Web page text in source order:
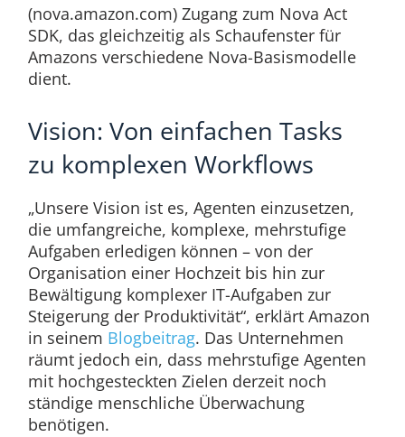
(nova.amazon.com) Zugang zum Nova Act
SDK, das gleichzeitig als Schaufenster für
Amazons verschiedene Nova-Basismodelle
dient.
Vision: Von einfachen Tasks
zu komplexen Workflows
„Unsere Vision ist es, Agenten einzusetzen,
die umfangreiche, komplexe, mehrstufige
Aufgaben erledigen können – von der
Organisation einer Hochzeit bis hin zur
Bewältigung komplexer IT-Aufgaben zur
Steigerung der Produktivität“, erklärt Amazon
in seinem Blogbeitrag. Das Unternehmen
räumt jedoch ein, dass mehrstufige Agenten
mit hochgesteckten Zielen derzeit noch
ständige menschliche Überwachung
benötigen.